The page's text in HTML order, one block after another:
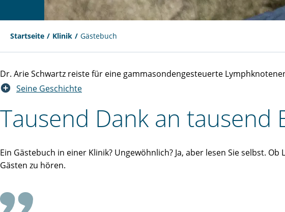
Startseite Klinik Gästebuch
Dr. Arie Schwartz reiste für eine gammasondengesteuerte
Seine Geschichte
Tausend Dank an tausend
Ein Gästebuch in einer Klinik? Ungewöhnlich? Ja, aber lesen Sie selbst.
Gästen zu hören.